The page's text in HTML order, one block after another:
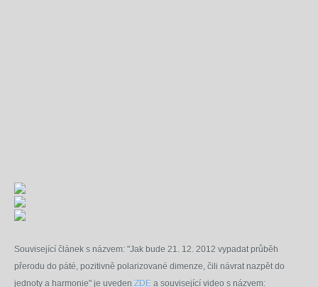
Související článek s názvem: "Jak bude 21. 12. 2012 vypadat průběh
přerodu do páté, pozitivně polarizované dimenze, čili návrat nazpět do
jednoty a harmonie" je uveden ZDE a související video s názvem: